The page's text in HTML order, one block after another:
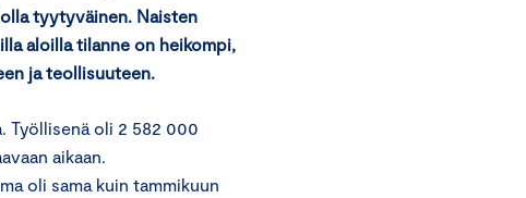
tyytyväinen. Naisten
aloilla tilanne on heikompi,
ja teollisuuteen.
Työllisenä oli 2 582 000
aikaan.
oli sama kuin tammikuun